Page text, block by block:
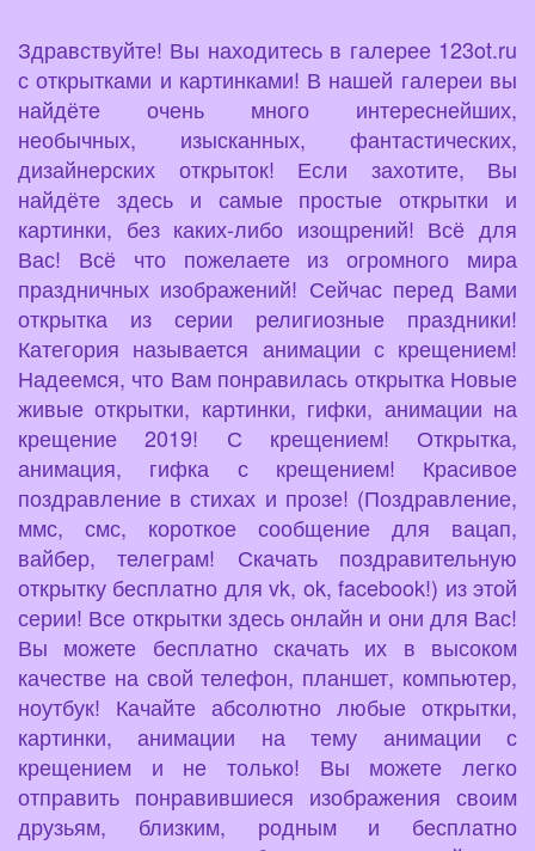
Здравствуйте! Вы находитесь в галерее 123ot.ru
с открытками и картинками! В нашей галереи вы
найдёте очень много интереснейших,
необычных, изысканных, фантастических,
дизайнерских открыток! Если захотите, Вы
найдёте здесь и самые простые открытки и
картинки, без каких-либо изощрений! Всё для
Вас! Всё что пожелаете из огромного мира
праздничных изображений! Сейчас перед Вами
открытка из серии религиозные праздники!
Категория называется анимации с крещением!
Надеемся, что Вам понравилась открытка Новые
живые открытки, картинки, гифки, анимации на
крещение 2019! С крещением! Открытка,
анимация, гифка с крещением! Красивое
поздравление в стихах и прозе! (Поздравление,
ммс, смс, короткое сообщение для вацап,
вайбер, телеграм! Скачать поздравительную
открытку бесплатно для vk, ok, facebook!) из этой
серии! Все открытки здесь онлайн и они для Вас!
Вы можете бесплатно скачать их в высоком
качестве на свой телефон, планшет, компьютер,
ноутбук! Качайте абсолютно любые открытки,
картинки, анимации на тему анимации с
крещением и не только! Вы можете легко
отправить понравившиеся изображения своим
друзьям, близким, родным и бесплатно